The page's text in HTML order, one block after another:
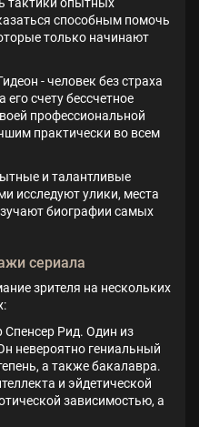
тактики опытных
способным помочь
только начинают
- человек без страха
счету бессчетное
профессиональной
практически во всем
и талантливые
исследуют улики, места
биографии самых
сериала
зрителя на нескольких
Спенсер Рид. Один из
невероятно гениальный
а также бакалавра.
и эйдетической
зависимостью, а